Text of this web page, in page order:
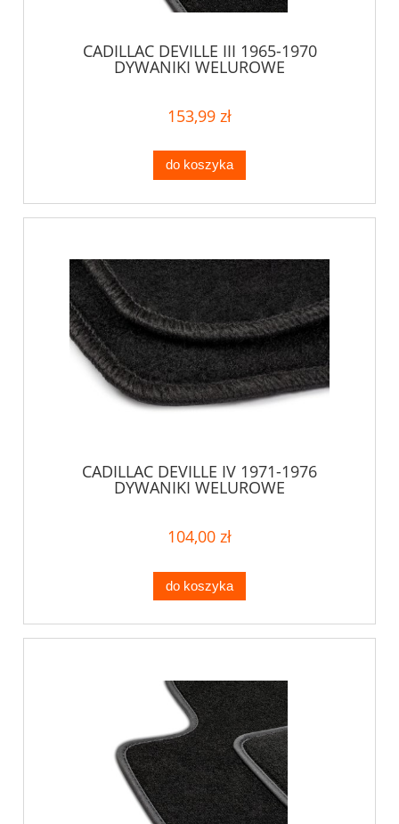
CADILLAC DEVILLE III 1965-1970
DYWANIKI WELUROWE
153,99 zł
do koszyka
CADILLAC DEVILLE IV 1971-1976
DYWANIKI WELUROWE
104,00 zł
do koszyka